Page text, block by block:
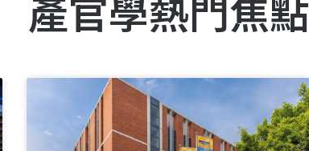
產官學熱門焦點